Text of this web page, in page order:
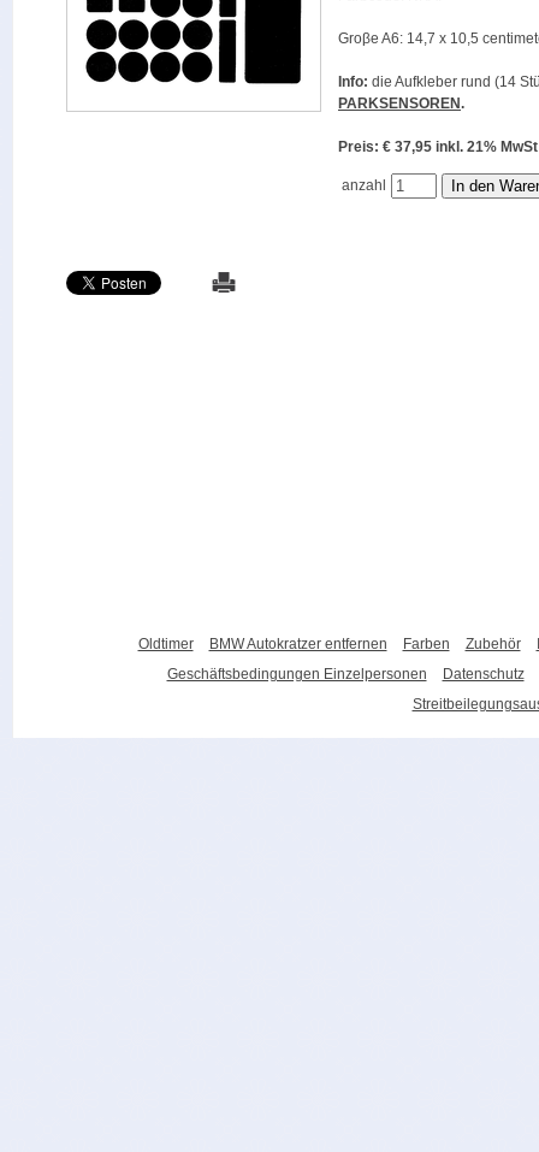
Groβe A6: 14,7 x 10,5
Info: die Aufkleber rund (14
PARKSENSOREN.
Preis: € 37,95 inkl. 21%
anzahl
Oldtimer BMW Autokratzer entfernen Farben Zubehör
Geschäftsbedingungen Einzelpersonen
Datenschutz